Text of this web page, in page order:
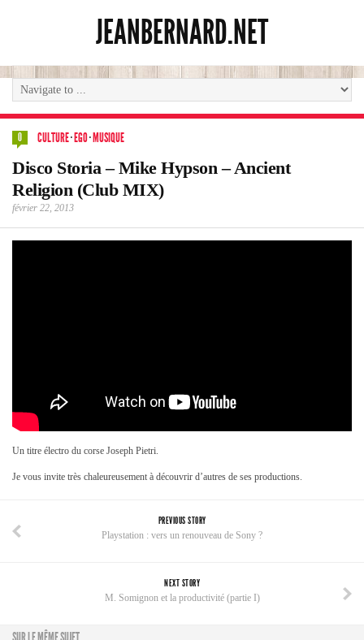
JEANBERNARD.NET
0 CULTURE·EGO·MUSIQUE
Disco Storia – Mike Hypson – Ancient
Religion (Club MIX)
février 22, 2013
Un titre électro du corse Joseph Pietri.
Je vous invite très chaleureusement à découvrir d’autres de ses productions.
PREVIOUS STORY
Playstation : vers un renouveau de Sony ?
NEXT STORY
M. Somignon et la productivité (partie I)